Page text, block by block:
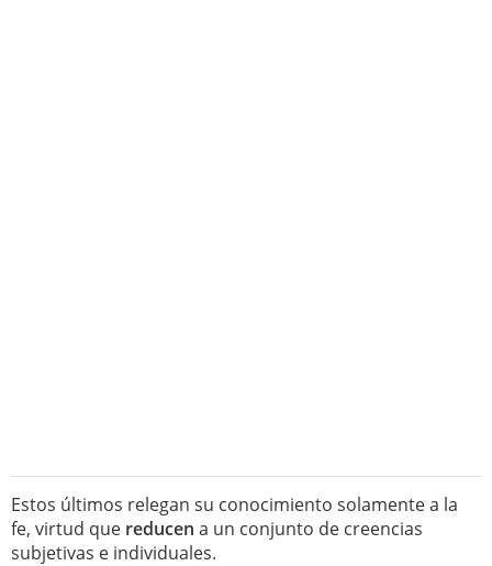
Estos últimos relegan su conocimiento solamente a la
fe, virtud que reducen a un conjunto de creencias
subjetivas e individuales.